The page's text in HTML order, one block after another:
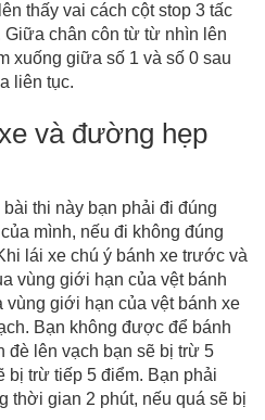
thấy vai cách cột stop 3 tấc
Giữa chân côn từ từ nhìn lên
xuống giữa số 1 và số 0 sau
liên tục.
và đường hẹp
thi này bạn phải đi đúng
mình, nếu đi không đúng
lái xe chú ý bánh xe trước và
vùng giới hạn của vệt bánh
vùng giới hạn của vệt bánh xe
Bạn không được để bánh
đè lên vạch bạn sẽ bị trừ 5
bị trừ tiếp 5 điểm. Bạn phải
thời gian 2 phút, nếu quá sẽ bị